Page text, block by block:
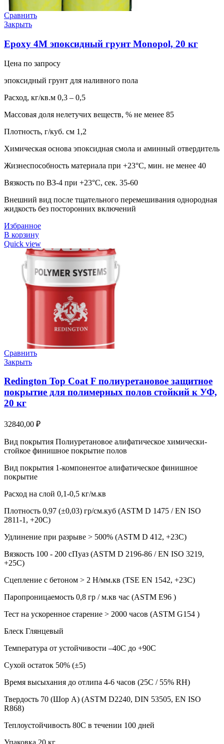
Сравнить
Закрыть
Epoxy 4M эпоксидный грунт Monopol, 20 кг
Цена по запросу
эпоксидный грунт для наливного пола
Расход, кг/кв.м 0,3 – 0,5
Массовая доля нелетучих веществ, % не менее 85
Плотность, г/куб. см 1,2
Химическая основа эпоксидная смола и аминный отвердитель
Жизнеспособность материала при +23°С, мин. не менее 40
Вязкость по ВЗ-4 при +23°С, сек. 35-60
Внешний вид после тщательного перемешивания однородная
жидкость без посторонних включений
Избранное
В корзину
Quick view
Сравнить
Закрыть
Redington Top Coat F полиуретановое защитное
покрытие для полимерных полов стойкий к УФ,
20 кг
32840,00 ₽
Вид покрытия Полиуретановое алифатическое химически-
стойкое финишное покрытие полов
Вид покрытия 1-компонентое алифатическое финишное
покрытие
Расход на слой 0,1-0,5 кг/м.кв
Плотность 0,97 (±0,03) гр/см.куб (ASTM D 1475 / EN ISO
2811-1, +20C)
Удлинение при разрыве > 500% (ASTM D 412, +23C)
Вязкость 100 - 200 сПуаз (ASTM D 2196-86 / EN ISO 3219,
+25C)
Сцепление с бетоном > 2 Н/мм.кв (TSE EN 1542, +23C)
Паропроницаемость 0,8 гр / м.кв час (ASTM E96 )
Тест на ускоренное старение > 2000 часов (ASTM G154 )
Блеск Глянцевый
Температура от устойчивости –40C до +90C
Сухой остаток 50% (±5)
Время высыхания до отлипа 4-6 часов (25C / 55% RH)
Твердость 70 (Шор A) (ASTM D2240, DIN 53505, EN ISO
R868)
Теплоустойчивость 80C в течении 100 дней